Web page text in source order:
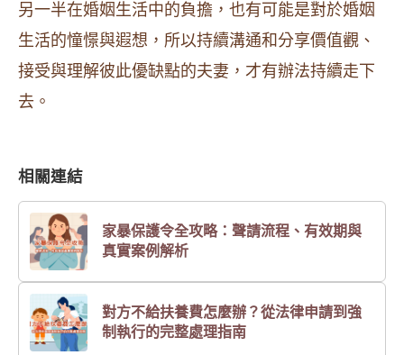
另一半在婚姻生活中的負擔，也有可能是對於婚姻
生活的憧憬與遐想，所以持續溝通和分享價值觀、
接受與理解彼此優缺點的夫妻，才有辦法持續走下
去。
相關連結
家暴保護令全攻略：聲請流程、有效期與
真實案例解析
對方不給扶養費怎麼辦？從法律申請到強
制執行的完整處理指南